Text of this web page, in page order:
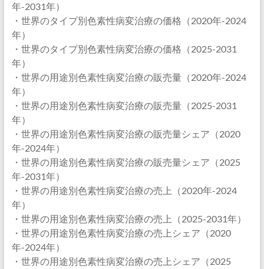
年-2031年）
・世界のタイプ別色素性病変治療の価格（2020年-2024
年）
・世界のタイプ別色素性病変治療の価格（2025-2031
年）
・世界の用途別色素性病変治療の販売量（2020年-2024
年）
・世界の用途別色素性病変治療の販売量（2025-2031
年）
・世界の用途別色素性病変治療の販売量シェア（2020
年-2024年）
・世界の用途別色素性病変治療の販売量シェア（2025
年-2031年）
・世界の用途別色素性病変治療の売上（2020年-2024
年）
・世界の用途別色素性病変治療の売上（2025-2031年）
・世界の用途別色素性病変治療の売上シェア（2020
年-2024年）
・世界の用途別色素性病変治療の売上シェア（2025